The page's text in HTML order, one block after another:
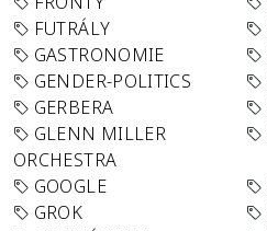
FUTRÁLY
GASTRONOMIE
GENDER-POLITICS
GERBERA
GLENN MILLER
ORCHESTRA
GOOGLE
GROK